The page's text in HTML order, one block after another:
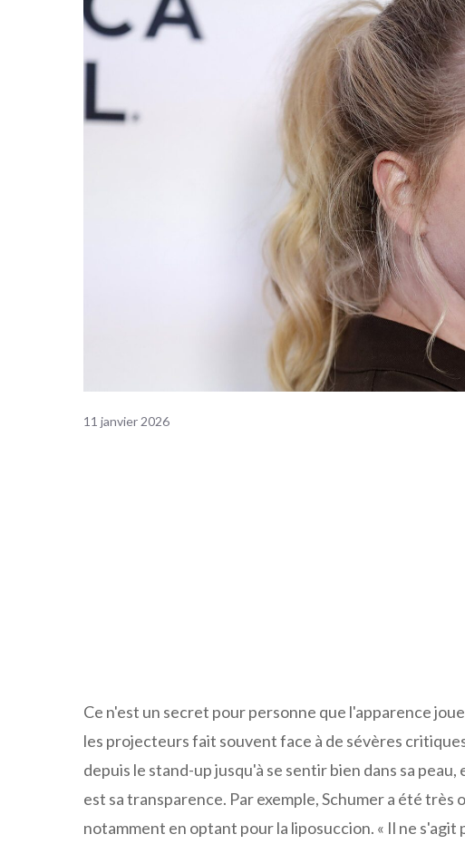
11 janvier 2026
Ce n'est un secret pour personne que l'apparence
les projecteurs fait souvent face à de sévères
depuis le stand-up jusqu'à se sentir bien dans sa
est sa transparence. Par exemple, Schumer a été
notamment en optant pour la liposuccion. « Il ne s'agit